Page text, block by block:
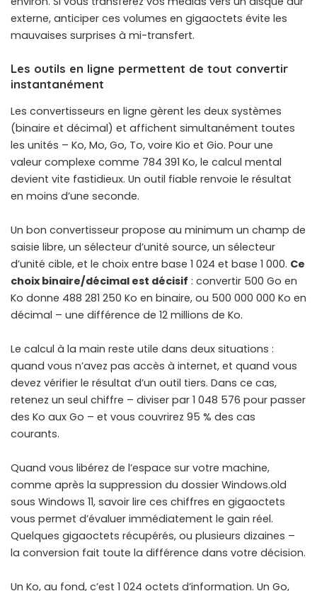
externe, anticiper ces volumes en gigaoctets évite les
mauvaises surprises à mi-transfert.
Les outils en ligne permettent de tout convertir
instantanément
Les convertisseurs en ligne gèrent les deux systèmes
(binaire et décimal) et affichent simultanément toutes
les unités – Ko, Mo, Go, To, voire Kio et Gio. Pour une
valeur complexe comme 784 391 Ko, le calcul mental
devient vite fastidieux. Un outil fiable renvoie le résultat
en moins d’une seconde.
Un bon convertisseur propose au minimum un champ de
saisie libre, un sélecteur d’unité source, un sélecteur
d’unité cible, et le choix entre base 1 024 et base 1 000. Ce
choix binaire/décimal est décisif : convertir 500 Go en
Ko donne 488 281 250 Ko en binaire, ou 500 000 000 Ko en
décimal – une différence de 12 millions de Ko.
Le calcul à la main reste utile dans deux situations :
quand vous n’avez pas accès à internet, et quand vous
devez vérifier le résultat d’un outil tiers. Dans ce cas,
retenez un seul chiffre – diviser par 1 048 576 pour passer
des Ko aux Go – et vous couvrirez 95 % des cas
courants.
Quand vous libérez de l’espace sur votre machine,
comme après la suppression du dossier Windows.old
sous Windows 11, savoir lire ces chiffres en gigaoctets
vous permet d’évaluer immédiatement le gain réel.
Quelques gigaoctets récupérés, ou plusieurs dizaines –
la conversion fait toute la différence dans votre décision.
Un Ko, au fond, c’est 1 024 octets d’information. Un Go,